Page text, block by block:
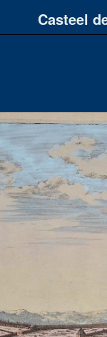
Casteel